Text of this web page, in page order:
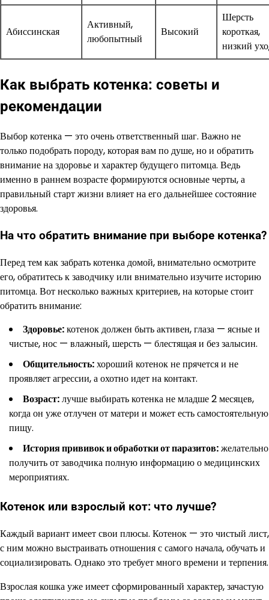
Абиссинская
Активный,
любопытный
Высокий
Шерсть
короткая,
низкий
Как выбрать котенка: советы и
рекомендации
Выбор котенка — это очень ответственный шаг. Важно не
только подобрать породу, которая вам по душе, но и обратить
внимание на здоровье и характер будущего питомца. Ведь
именно в раннем возрасте формируются основные черты, а
правильный старт жизни влияет на его дальнейшее состояние
здоровья.
На что обратить внимание при выборе котенка?
Перед тем как забрать котенка домой, внимательно осмотрите
его, обратитесь к заводчику или внимательно изучите историю
питомца. Вот несколько важных критериев, на которые стоит
обратить внимание:
Здоровье:котенок должен быть активен, глаза — ясные и
чистые, нос — влажный, шерсть — блестящая и без залысин.
Общительность:хороший котенок не прячется и не
проявляет агрессии, а охотно идет на контакт.
Возраст:лучше выбирать котенка не младше 2 месяцев,
когда он уже отлучен от матери и может есть самостоятельную
пищу.
История прививок и обработки от паразитов:желательно
получить от заводчика полную информацию о медицинских
мероприятиях.
Котенок или взрослый кот: что лучше?
Каждый вариант имеет свои плюсы. Котенок — это чистый лист,
с ним можно выстраивать отношения с самого начала, обучать и
социализировать. Однако это требует много времени и терпения.
Взрослая кошка уже имеет сформированный характер, зачастую